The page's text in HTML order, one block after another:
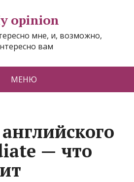
opinion
мне, и, возможно,
вам
МЕНЮ
— что